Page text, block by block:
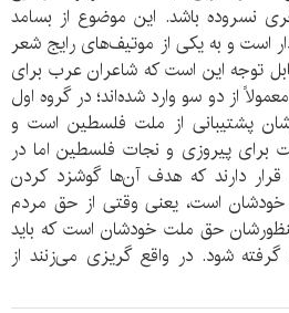
نسروده باشد. این موضوع از بسامد
است و به یکی از موتیف‌های رایج شعر
توجه این است که شاعران عرب برای
از دو سو وارد شده‌اند؛ در گروه اول
پشتیبانی از ملت فلسطین است و
برای پیروزی و نجات فلسطین اما در
دارند که هدف آن‌ها گوشزد کردن
است، یعنی وقتی از حق مردم
حق ملت خودشان است که باید
شود. در واقع گریزی می‌زنند از